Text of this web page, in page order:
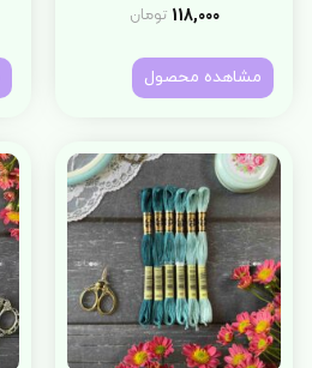
118,000 تومان
مشاهده محصول